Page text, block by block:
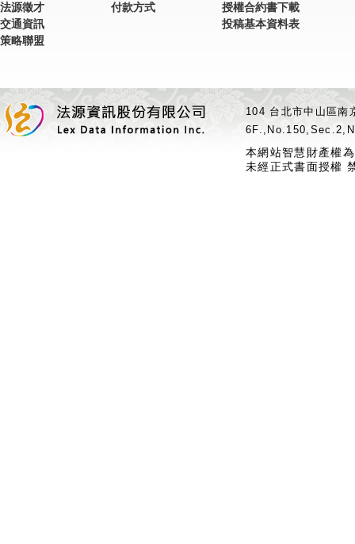
法源徵才
交通資訊
策略聯盟
付款方式
授權合約書下載
投稿基本資料表
104 台北市中山區
本網站智慧財產權
未經正式書面授權